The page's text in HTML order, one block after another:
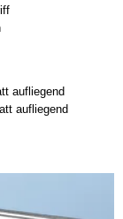
aufliegend
aufliegend